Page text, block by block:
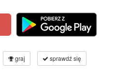
graj sprawdź się